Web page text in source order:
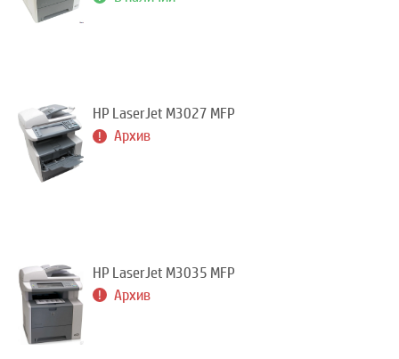
HP LaserJet M3027 MFP
Архив
HP LaserJet M3035 MFP
Архив